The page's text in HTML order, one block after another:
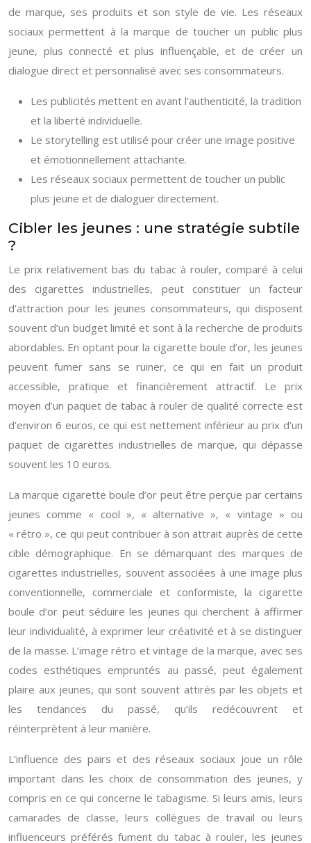
de marque, ses produits et son style de vie. Les réseaux
sociaux permettent à la marque de toucher un public plus
jeune, plus connecté et plus influençable, et de créer un
dialogue direct et personnalisé avec ses consommateurs.
Les publicités mettent en avant l’authenticité, la tradition
et la liberté individuelle.
Le storytelling est utilisé pour créer une image positive
et émotionnellement attachante.
Les réseaux sociaux permettent de toucher un public
plus jeune et de dialoguer directement.
Cibler les jeunes : une stratégie subtile
?
Le prix relativement bas du tabac à rouler, comparé à celui
des cigarettes industrielles, peut constituer un facteur
d’attraction pour les jeunes consommateurs, qui disposent
souvent d’un budget limité et sont à la recherche de produits
abordables. En optant pour la cigarette boule d’or, les jeunes
peuvent fumer sans se ruiner, ce qui en fait un produit
accessible, pratique et financièrement attractif. Le prix
moyen d’un paquet de tabac à rouler de qualité correcte est
d’environ 6 euros, ce qui est nettement inférieur au prix d’un
paquet de cigarettes industrielles de marque, qui dépasse
souvent les 10 euros.
La marque cigarette boule d’or peut être perçue par certains
jeunes comme « cool », « alternative », « vintage » ou
« rétro », ce qui peut contribuer à son attrait auprès de cette
cible démographique. En se démarquant des marques de
cigarettes industrielles, souvent associées à une image plus
conventionnelle, commerciale et conformiste, la cigarette
boule d’or peut séduire les jeunes qui cherchent à affirmer
leur individualité, à exprimer leur créativité et à se distinguer
de la masse. L’image rétro et vintage de la marque, avec ses
codes esthétiques empruntés au passé, peut également
plaire aux jeunes, qui sont souvent attirés par les objets et
les tendances du passé, qu’ils redécouvrent et
réinterprètent à leur manière.
L’influence des pairs et des réseaux sociaux joue un rôle
important dans les choix de consommation des jeunes, y
compris en ce qui concerne le tabagisme. Si leurs amis, leurs
camarades de classe, leurs collègues de travail ou leurs
influenceurs préférés fument du tabac à rouler, les jeunes